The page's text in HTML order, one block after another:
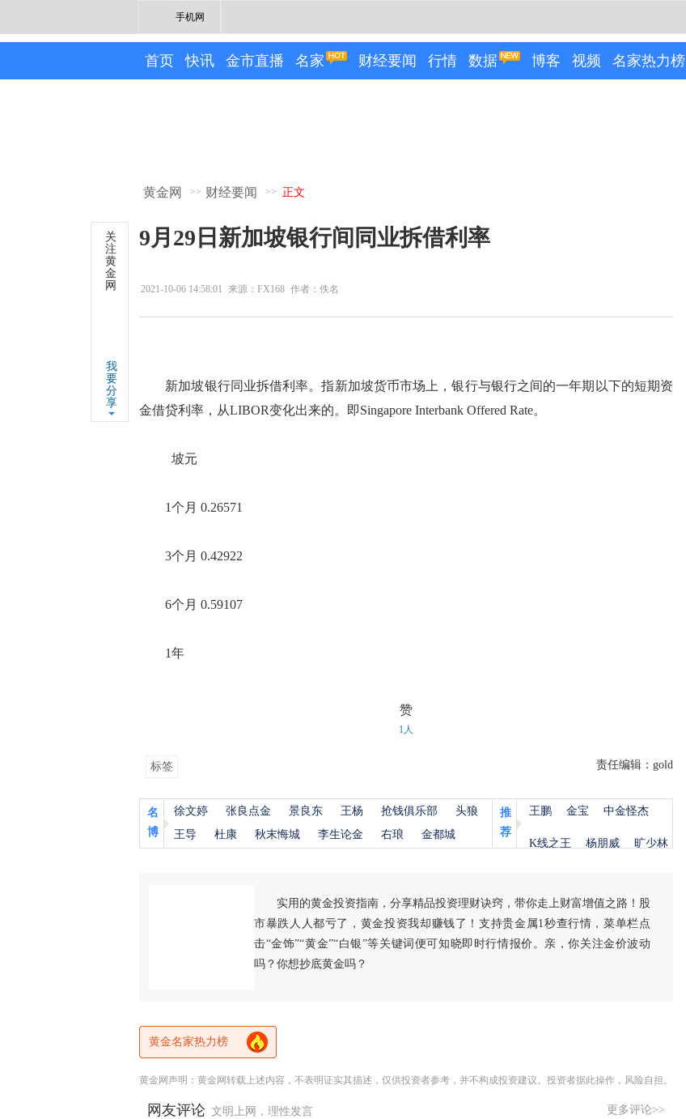
手机网
首页 快讯 金市直播 名家 财经要闻 行情 数据 博客 视频 名家热力榜
黄金网 >> 财经要闻 >> 正文
9月29日新加坡银行间同业拆借利率
2021-10-06 14:58:01 来源：FX168 作者：佚名
关
注
黄
金
网
我
要
分
享
新加坡银行同业拆借利率。指新加坡货币市场上，银行与银行之间的一年期以下的短期资
金借贷利率，从LIBOR变化出来的。即Singapore Interbank Offered Rate。
坡元
1个月 0.26571
3个月 0.42922
6个月 0.59107
1年
赞
1人
标签 责任编辑：gold
名
博
徐文婷 张良点金 景良东 王杨 抢钱俱乐部
头狼
王导
杜康 秋末悔城 李生论金 右琅 金都城
推
荐
王鹏 金宝 中金怪杰
K线之王 杨朋威 旷少林
实用的黄金投资指南，分享精品投资理财诀窍，带你走上财富增值之路！股
市暴跌人人都亏了，黄金投资我却赚钱了！支持贵金属1秒查行情，菜单栏点
击“金饰”“黄金”“白银”等关键词便可知晓即时行情报价。亲，你关注金价波动
吗？你想抄底黄金吗？
黄金名家热力榜
黄金网声明：黄金网转载上述内容，不表明证实其描述，仅供投资者参考，并不构成投资建议。投资者据此操作，风险自担。
更多评论>>
网友评论 文明上网，理性发言